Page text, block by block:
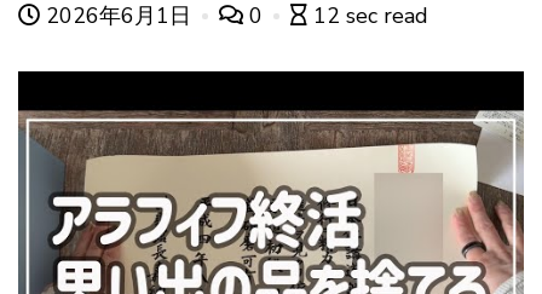
2026年6月1日 0 12 sec read